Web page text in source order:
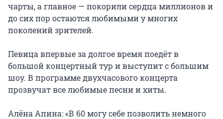
чарты, а главное — покорили сердца миллионов и
до сих пор остаются любимыми у многих
поколений зрителей.
Певица впервые за долгое время поедёт в
большой концертный тур и выступит с большим
шоу. В программе двухчасового концерта
прозвучат все любимые песни и хиты.
Алёна Апина: «В 60 могу себе позволить немного